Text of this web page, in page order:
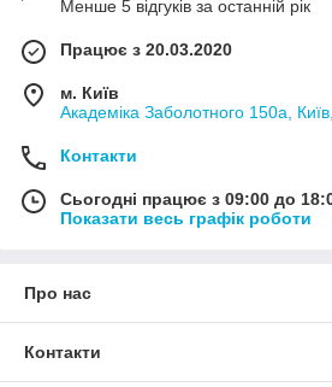
Менше 5 відгуків за останній рік
Працює з 20.03.2020
м. Київ
Академіка Заболотного 150а,
Контакти
Сьогодні працює з 09:00 до
Показати весь графік роботи
Про нас
Контакти